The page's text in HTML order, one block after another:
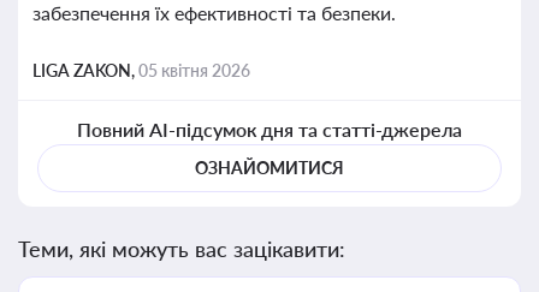
забезпечення їх ефективності та безпеки.
LIGA ZAKON,05 квітня 2026
Повний AI-підсумок дня та статті-джерела
ОЗНАЙОМИТИСЯ
Теми, які можуть вас зацікавити: